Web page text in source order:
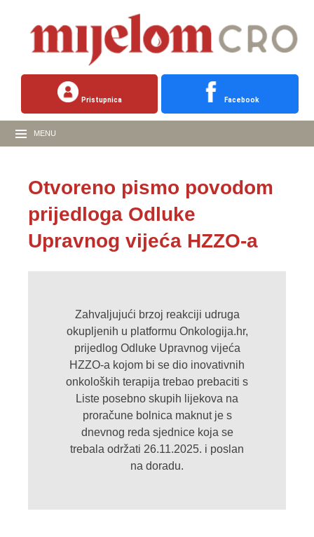
Pristupnica Facebook
MENU
Otvoreno pismo povodom
prijedloga Odluke
Upravnog vijeća HZZO-a
Zahvaljujući brzoj reakciji udruga
okupljenih u platformu Onkologija.hr,
prijedlog Odluke Upravnog vijeća
HZZO-a kojom bi se dio inovativnih
onkoloških terapija trebao prebaciti s
Liste posebno skupih lijekova na
proračune bolnica maknut je s
dnevnog reda sjednice koja se
trebala održati 26.11.2025. i poslan
na doradu.